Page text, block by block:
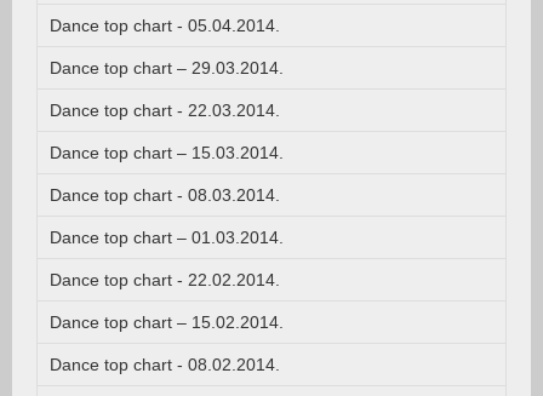
Dance top chart - 05.04.2014.
Dance top chart – 29.03.2014.
Dance top chart - 22.03.2014.
Dance top chart – 15.03.2014.
Dance top chart - 08.03.2014.
Dance top chart – 01.03.2014.
Dance top chart - 22.02.2014.
Dance top chart – 15.02.2014.
Dance top chart - 08.02.2014.